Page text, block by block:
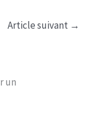
Article suivant →
un